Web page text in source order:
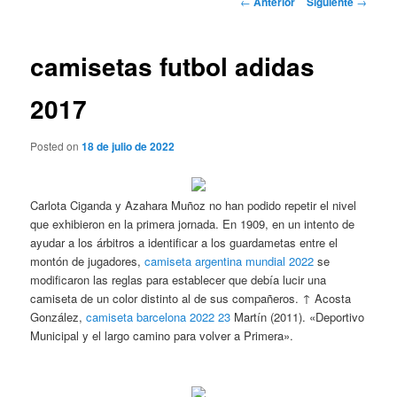
camisetas futbol adidas
2017
Posted on18 de julio de 2022
Carlota Ciganda y Azahara Muñoz no han podido repetir el nivel
que exhibieron en la primera jornada. En 1909, en un intento de
ayudar a los árbitros a identificar a los guardametas entre el
montón de jugadores,camiseta argentina mundial 2022 se
modificaron las reglas para establecer que debía lucir una
camiseta de un color distinto al de sus compañeros. ↑ Acosta
González,camiseta barcelona 2022 23 Martín (2011). «Deportivo
Municipal y el largo camino para volver a Primera».